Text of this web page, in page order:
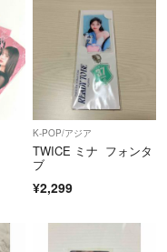
K-POP/アジア
TWICE ミナ フォンタ
ブ
¥2,299